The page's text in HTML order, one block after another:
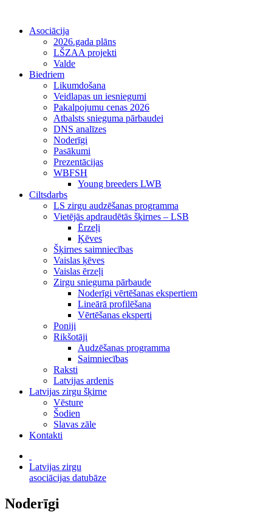
Asociācija
2026.gada plāns
LŠZAA projekti
Valde
Biedriem
Likumdošana
Veidlapas un iesniegumi
Pakalpojumu cenas 2026
Atbalsts snieguma pārbaudei
DNS analīzes
Noderīgi
Pasākumi
Prezentācijas
WBFSH
Young breeders LWB
Ciltsdarbs
LS zirgu audzēšanas programma
Vietējās apdraudētās šķirnes – LSB
Ērzeļi
Ķēves
Šķirnes saimniecības
Vaislas ķēves
Vaislas ērzeļi
Zirgu snieguma pārbaude
Noderīgi vērtēšanas ekspertiem
Lineārā profilēšana
Vērtēšanas eksperti
Poniji
Rikšotāji
Audzēšanas programma
Saimniecības
Raksti
Latvijas ardenis
Latvijas zirgu šķirne
Vēsture
Šodien
Slavas zāle
Kontakti
Latvijas zirgu
asociācijas datubāze
Noderīgi